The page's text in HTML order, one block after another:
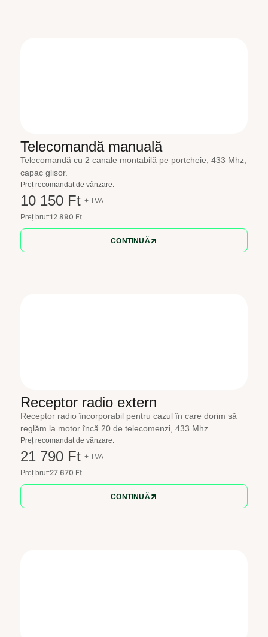
Telecomandă manuală
Telecomandă cu 2 canale montabilă pe portcheie, 433 Mhz,
capac glisor.
Preț recomandat de vânzare:
10 150 Ft + TVA
Preț brut:12 890 Ft
CONTINUĂ
Receptor radio extern
Receptor radio încorporabil pentru cazul în care dorim să
reglăm la motor încă 20 de telecomenzi, 433 Mhz.
Preț recomandat de vânzare:
21 790 Ft + TVA
Preț brut:27 670 Ft
CONTINUĂ